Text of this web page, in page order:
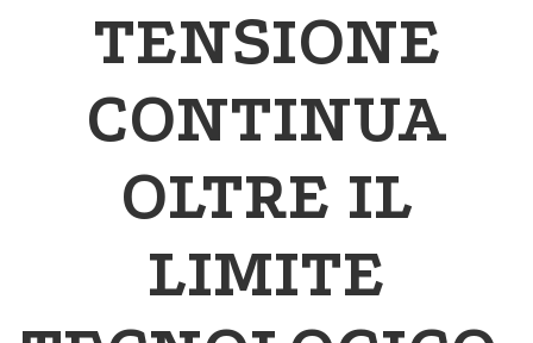
TENSIONE
CONTINUA
OLTRE IL
LIMITE